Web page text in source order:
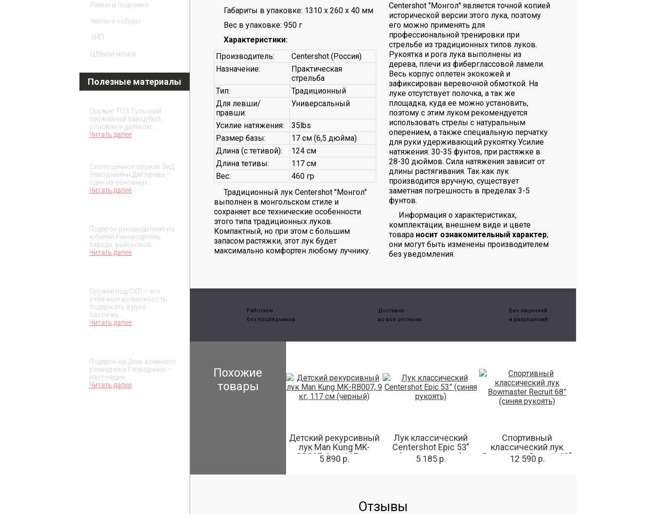
Габариты в упаковке: 1310 x 260 x 40 мм
Вес в упаковке: 950 г
Характеристики:
Производитель:
Centershot (Россия)
Назначение:
Практическая
стрельба
Тип:
Традиционный
Для левши/
правши:
Универсальный
Усилие натяжения:
35lbs
Размер базы:
17 см (6,5 дюйма)
Длина (с тетивой):
124 см
Длина тетивы:
117 см
Вес:
460 гр
Традиционный лук Centershot "Монгол"
выполнен в монгольском стиле и
сохраняет все технические особенности
этого типа традиционных луков.
Компактный, но при этом с большим
запасом растяжки, этот лук будет
максимально комфортен любому лучнику.
Centershot "Монгол" является точной копией
исторической версии этого лука, поэтому
его можно применять для
профессиональной тренировки при
стрельбе из традиционных типов луков.
Рукоятка и рога лука выполнены из
дерева, плечи из фиберглассовой ламели.
Весь корпус оплетен экокожей и
зафиксирован веревочной обмоткой. На
луке отсутствует полочка, а так же
площадка, куда ее можно установить,
поэтому с этим луком рекомендуется
использовать стрелы с натуральным
оперением, а также специальную перчатку
для руки удерживающий рукоятку.Усилие
натяжения: 30-35 фунтов, при растяжке в
28-30 дюймов. Сила натяжения зависит от
длины растягивания. Так как лук
производится вручную, существует
заметная погрешность в пределах 3-5
фунтов.
Информация о характеристиках,
комплектации, внешнем виде и цвете
товара носит ознакомительный характер;
они могут быть изменены производителем
без уведомления.
Работаем
без посредников
Доставка
во все регионы
Без лицензий
и разрешений
Похожие
товары
Детский рекурсивный
лук Man Kung MK-
RB007, 9 кг, 117 см
(черный)
5 890 р.
Лук классический
Centershot Epic 53”
(синяя рукоять)
5 185 р.
Спортивный
классический лук
Bowmaster Recruit 68”
(синяя рукоять)
12 590 р.
Отзывы
Ремни и подсумки
Чехлы и кобуры
ЗИП
Штыки-ножи
Полезные материалы
Оружие ТОЗ Тульский
оружейный завод был
основан в далеком…
Читать далее
Охолощенное оружие ЗиД
Завод имени Дягтерева –
один из основных…
Читать далее
Подарок руководителю на
юбилей Руководитель
завода, войсковой…
Читать далее
Оружие под СХП – это
отличная возможность
подержать в руке
частичку…
Читать далее
Подарок на День военного
разведчика Разведчики –
настоящие…
Читать далее